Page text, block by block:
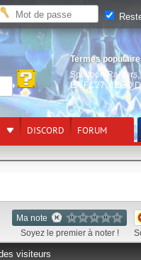
Termes
Splatoon Raiders,
EA FC27,LEGO
DISCORD FORUM
Ma note
Soyez le premier à noter !
visiteurs